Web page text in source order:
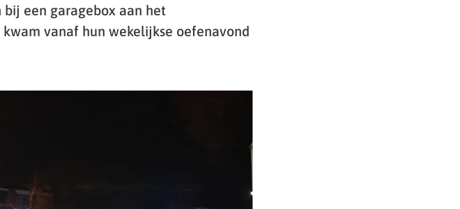
een garagebox aan het
vanaf hun wekelijkse oefenavond